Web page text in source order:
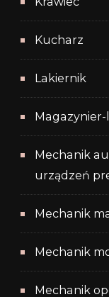
Kucharz
Lakiernik
Mechanik
urządzeń
Mechanik
Mechanik
Mechanik